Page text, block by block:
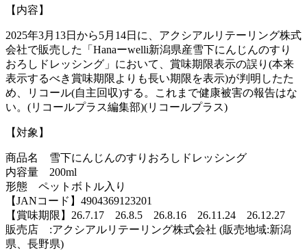
【内容】
2025年3月13日から5月14日に、アクシアルリテーリング株式
会社で販売した「Hanaーwelli新潟県産雪下にんじんのすり
おろしドレッシング」において、賞味期限表示の誤り(本来
表示するべき賞味期限よりも長い期限を表示)が判明したた
め、リコール(自主回収)する。これまで健康被害の報告はな
い。(リコールプラス編集部)(リコールプラス)
【対象】
商品名 雪下にんじんのすりおろしドレッシング
内容量 200ml
形態 ペットボトル入り
【JANコード】4904369123201
【賞味期限】26.7.17 26.8.5 26.8.16 26.11.24 26.12.27
販売店 :アクシアルリテーリング株式会社 (販売地域:新潟
県、長野県)